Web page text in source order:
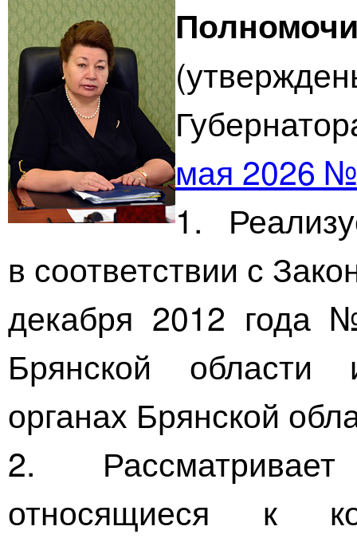
мая 2026
1.
в соответствии с
декабря 2012
Брянской области
органах Брянской
2.
относящиеся к